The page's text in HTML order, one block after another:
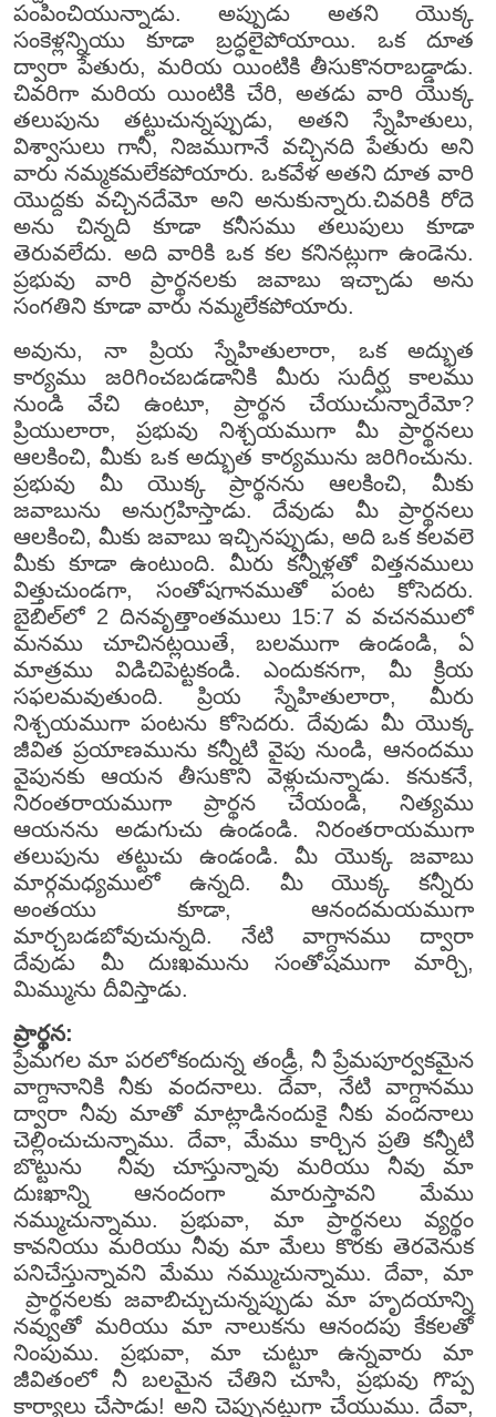
పంపించియున్నాడు. అప్పుడు అతని యొక్క
సంకెళ్లన్నియు కూడా బ్రద్ధలైపోయాయి. ఒక దూత
ద్వారా పేతురు, మరియ యింటికి తీసుకొనరాబడ్డాడు.
చివరిగా మరియ యింటికి చేరి, అతడు వారి యొక్క
తలుపును తట్టుచున్నప్పుడు, అతని స్నేహితులు,
విశ్వాసులు గానీ, నిజముగానే వచ్చినది పేతురు అని
వారు నమ్మకమలేకపోయారు. ఒకవేళ అతని దూత వారి
యొద్దకు వచ్చినదేమో అని అనుకున్నారు.చివరికి రోదె
అను చిన్నది కూడా కనీసము తలుపులు కూడా
తెరువలేదు. అది వారికి ఒక కల కనినట్లుగా ఉండెను.
ప్రభువు వారి ప్రార్థనలకు జవాబు ఇచ్చాడు అను
సంగతిని కూడా వారు నమ్మలేకపోయారు.
అవును, నా ప్రియ స్నేహితులారా, ఒక అద్భుత
కార్యము జరిగించబడడానికి మీరు సుదీర్ఘ కాలము
నుండి వేచి ఉంటూ, ప్రార్థన చేయుచున్నారేమో?
ప్రియులారా, ప్రభువు నిశ్చయముగా మీ ప్రార్థనలు
ఆలకించి, మీకు ఒక అద్భుత కార్యమును జరిగించును.
ప్రభువు మీ యొక్క ప్రార్థనను ఆలకించి, మీకు
జవాబును అనుగ్రహిస్తాడు. దేవుడు మీ ప్రార్థనలు
ఆలకించి, మీకు జవాబు ఇచ్చినప్పుడు, అది ఒక కలవలె
మీకు కూడా ఉంటుంది. మీరు కన్నీళ్లతో విత్తనములు
విత్తుచుండగా, సంతోషగానముతో పంట కోసెదరు.
బైబిల్‌లో 2 దినవృత్తాంతములు 15:7 వ వచనములో
మనము చూచినట్లయితే, బలముగా ఉండండి, ఏ
మాత్రము విడిచిపెట్టకండి. ఎందుకనగా, మీ క్రియ
సఫలమవుతుంది. ప్రియ స్నేహితులారా, మీరు
నిశ్చయముగా పంటను కోసెదరు. దేవుడు మీ యొక్క
జీవిత ప్రయాణమును కన్నీటి వైపు నుండి, ఆనందము
వైపునకు ఆయన తీసుకొని వెళ్లుచున్నాడు. కనుకనే,
నిరంతరాయముగా ప్రార్థన చేయండి, నిత్యము
ఆయనను అడుగుచు ఉండండి. నిరంతరాయముగా
తలుపును తట్టుచు ఉండండి. మీ యొక్క జవాబు
మార్గమధ్యములో ఉన్నది. మీ యొక్క కన్నీరు
అంతయు కూడా, ఆనందమయముగా
మార్చబడబోవుచున్నది. నేటి వాగ్దానము ద్వారా
దేవుడు మీ దుఃఖమును సంతోషముగా మార్చి,
మిమ్మును దీవిస్తాడు.
ప్రార్థన:
ప్రేమగల మా పరలోకందున్న తండ్రీ, నీ ప్రేమపూర్వకమైన
వాగ్దానానికి నీకు వందనాలు. దేవా, నేటి వాగ్దానము
ద్వారా నీవు మాతో మాట్లాడినందుకై నీకు వందనాలు
చెల్లించుచున్నాము. దేవా, మేము కార్చిన ప్రతి కన్నీటి
బొట్టును నీవు చూస్తున్నావు మరియు నీవు మా
దుఃఖాన్ని ఆనందంగా మారుస్తావని మేము
నమ్ముచున్నాము. ప్రభువా, మా ప్రార్థనలు వ్యర్థం
కావనియు మరియు నీవు మా మేలు కొరకు తెరవెనుక
పనిచేస్తున్నావని మేము నమ్ముచున్నాము. దేవా, మా
ప్రార్థనలకు జవాబిచ్చుచున్నప్పుడు మా హృదయాన్ని
నవ్వుతో మరియు మా నాలుకను ఆనందపు కేకలతో
నింపుము. ప్రభువా, మా చుట్టూ ఉన్నవారు మా
జీవితంలో నీ బలమైన చేతిని చూసి, ప్రభువు గొప్ప
కార్యాలు చేసాడు! అని చెప్పునట్లుగా చేయుము. దేవా,